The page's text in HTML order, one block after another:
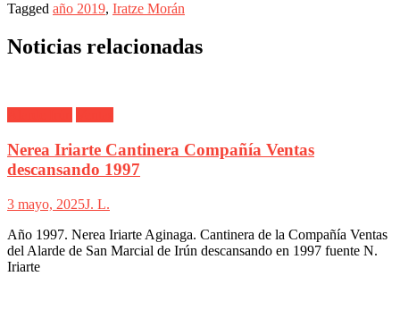
Tagged año 2019, Iratze Morán
Noticias relacionadas
Nerea Iriarte Cantinera Compañía Ventas
descansando 1997
3 mayo, 2025J. L.
Año 1997. Nerea Iriarte Aginaga. Cantinera de la Compañía Ventas
del Alarde de San Marcial de Irún descansando en 1997 fuente N.
Iriarte